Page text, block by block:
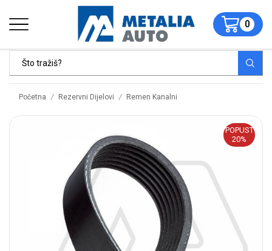
0
Početna / Rezervni Dijelovi / Remen Kanalni
POPUST
20%